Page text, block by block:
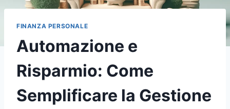
FINANZA PERSONALE
Automazione e
Risparmio: Come
Semplificare la Gestione